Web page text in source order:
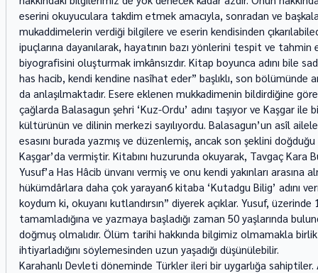
eserini okuyuculara takdim etmek amacıyla, sonradan ve
mukaddimelerin verdiği bilgilere ve eserin kendisinden
ipuçlarına dayanılarak, hayatının bazı yönlerini tespit ve
biyografisini oluşturmak imkânsızdır. Kitap boyunca adını bile
has hacib, kendi kendine nasîhat eder” başlıklı, son bölümünde
da anlaşılmaktadır. Esere eklenen mukkadimenin bildirdiğine
çağlarda Balasagun şehri ‘Kuz-Ordu’ adını taşıyor ve Kaşgar
kültürünün ve dilinin merkezi sayılıyordu. Balasagun’un asîl
esasını burada yazmış ve düzenlemiş, ancak son şeklini
Kaşgar’da vermiştir. Kitabını huzurunda okuyarak, Tavgaç Kara
Yusuf’a Has Hâcib ünvanı vermiş ve onu kendi yakınları arasına
hükümdârlara daha çok yarayan6 kitaba ‘Kutadgu Bilig’ adını
koydum ki, okuyanı kutlandırsın” diyerek açıklar. Yusuf,
tamamladığına ve yazmaya başladığı zaman 50 yaşlarında
doğmuş olmalıdır. Ölüm tarihi hakkında bilgimiz olmamakla
ihtiyarladığını söylemesinden uzun yaşadığı düşünülebilir.
Karahanlı Devleti döneminde Türkler ileri bir uygarlığa sahiptiler.